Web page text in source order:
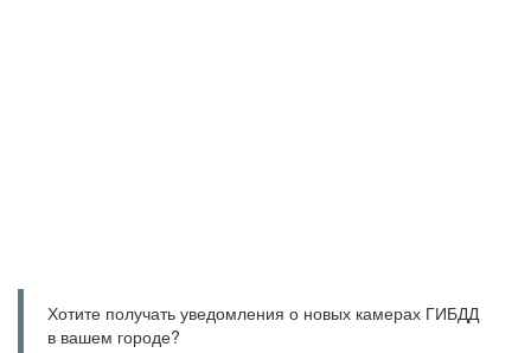
Хотите получать уведомления о новых камерах ГИБДД
в вашем городе?